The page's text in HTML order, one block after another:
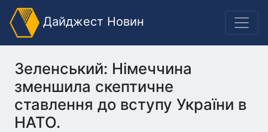
Дайджест Новин
Зеленський: Німеччина
зменшила скептичне
ставлення до вступу України в
НАТО.